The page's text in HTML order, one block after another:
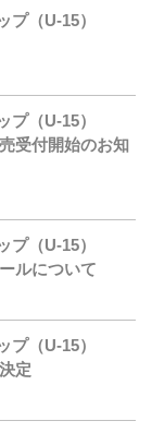
（U-15）
（U-15）
受付開始のお知
（U-15）
ルについて
（U-15）
定